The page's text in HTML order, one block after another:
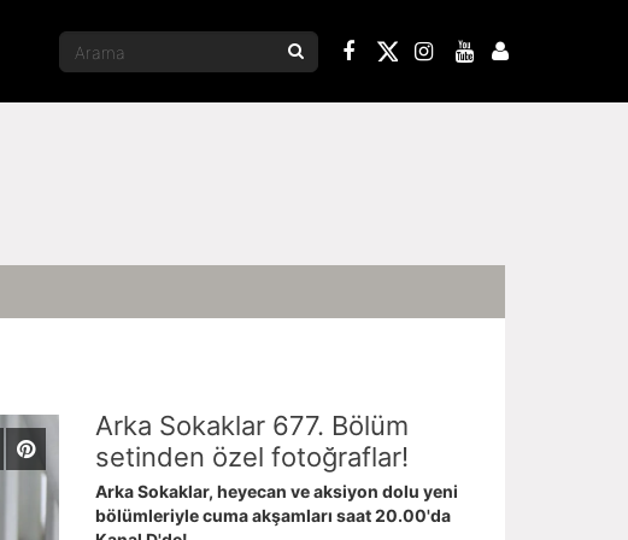
Arka Sokaklar 677. Bölüm
setinden özel fotoğraflar!
Arka Sokaklar, heyecan ve aksiyon dolu yeni
bölümleriyle cuma akşamları saat 20.00'da